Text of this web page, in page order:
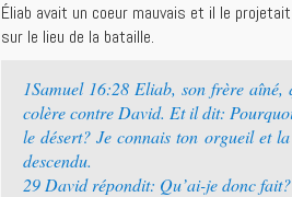
Éliab avait un coeur mauvais et il le
sur le lieu de la bataille.
1Samuel 16:28 Eliab, son frère
colère contre David. Et il dit:
le désert? Je connais ton orgueil et
descendu.
29 David répondit: Qu’ai-je donc